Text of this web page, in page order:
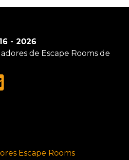
- 2026
de Escape Rooms de
Escape Rooms